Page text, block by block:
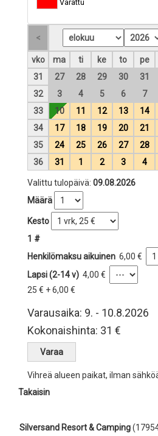
Varattu
vko ma ti ke to pe
31
27 28 29 30 31
32
3 4 5 6 7
33
10 11 12 13 14
34
17 18 19 20 21
35
24 25 26 27 28
36
31 1 2 3 4
Valittu tulopäivä: 09.08.2026
Määrä
Kesto
1 #
Henkilömaksu aikuinen 6,00 €
Lapsi (2-14 v) 4,00 €
25 € + 6,00 €
Varausaika: 9. - 10.8.2026
Kokonaishinta: 31 €
Vihreä alueen paikat, ilman
Takaisin
Silversand Resort & Camping